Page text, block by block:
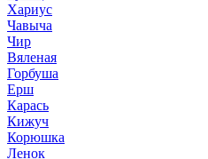
Хариус
Чавыча
Чир
Вяленая
Горбуша
Ерш
Карась
Кижуч
Корюшка
Ленок